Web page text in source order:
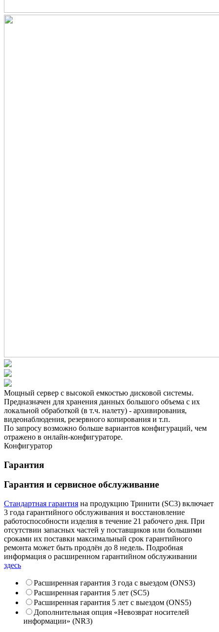
Мощный сервер с высокой емкостью дисковой системы.
Предназначен для хранения данных большого объема с их
локальной обработкой (в т.ч. налету) - архивирования,
видеонаблюдения, резервного копирования и т.п.
По запросу возможно больше вариантов конфигураций, чем
отражено в онлайн-конфигураторе.
Конфигуратор
Гарантия
Гарантия и сервисное обслуживание
Стандартная гарантия на продукцию Тринити (SC3) включает
3 года гарантийного обслуживания и восстановление
работоспособности изделия в течение 21 рабочего дня. При
отсутствии запасных частей у поставщиков или большими
сроками их поставки максимальный срок гарантийного
ремонта может быть продлён до 8 недель. Подробная
информация о расширенном гарантийном обслуживании
здесь
Расширенная гарантия 3 года с выездом (ONS3)
Расширенная гарантия 5 лет (SC5)
Расширенная гарантия 5 лет с выездом (ONS5)
Дополнительная опция «Невозврат носителей
информации» (NR3)